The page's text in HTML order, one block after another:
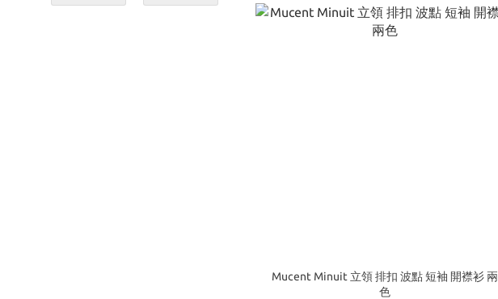
Mucent Minuit 立領 排扣 波點 短袖 開襟衫 兩
色